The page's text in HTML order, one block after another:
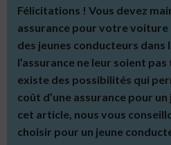
Félicitations ! Vous devez
assurance pour votre voiture
des jeunes conducteurs dans
l’assurance ne leur soient
existe des possibilités qui
coût d’une assurance pour
cet article, nous vous
choisir pour un jeune